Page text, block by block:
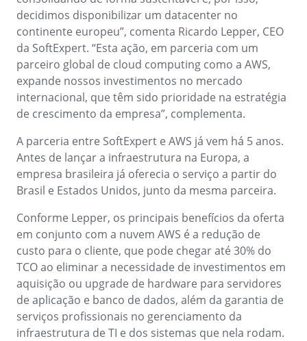
Performance
Process
Project
Risk
Survey
Training
Workflow
APQP-PPAP
Archive
Problem
Asset
Capture
Chatbot
Copilot AI
Customer
Data Lab
Gestão do Trabalho – CWM
Mudanças e Inovação - ICM
Saúde, Segurança e Meio Ambiente – EHSM
Archive
Asset
BRM
Capture
Chatbot
Competence
Copilot AI
Customer
Data Lab
Educação
Mineração e Metalurgia
Produtos Químicos
Serviços e Consultoria
Varejo, Atacado e Distribuição
Six Sigma
PMBOK
BSC
BPMN
CBOK
COBIT
ISO 20000
ISO 10015
Outsourcing
Conquiste seus objetivos de negócios com suporte especializado
personalizado.
Outstaffing
Tenha sucesso no desenvolvimento e assistência dos seus
gerenciar seus negócios, categorizados por setores, padrões e
soluções.
decidimos disponibilizar um datacenter no
continente europeu”, comenta Ricardo Lepper, CEO
da SoftExpert. “Esta ação, em parceria com um
parceiro global de cloud computing como a AWS,
expande nossos investimentos no mercado
internacional, que têm sido prioridade na estratégia
de crescimento da empresa”, complementa.
A parceria entre SoftExpert e AWS já vem há 5 anos.
Antes de lançar a infraestrutura na Europa, a
empresa brasileira já oferecia o serviço a partir do
Brasil e Estados Unidos, junto da mesma parceira.
Conforme Lepper, os principais benefícios da oferta
em conjunto com a nuvem AWS é a redução de
custo para o cliente, que pode chegar até 30% do
TCO ao eliminar a necessidade de investimentos em
aquisição ou upgrade de hardware para servidores
de aplicação e banco de dados, além da garantia de
serviços profissionais no gerenciamento da
infraestrutura de TI e dos sistemas que nela rodam.